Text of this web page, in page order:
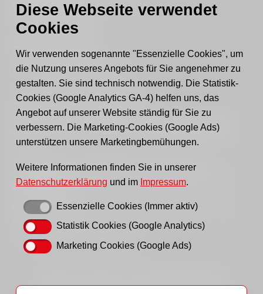
Lindenstraße 46
15517 Fürstenwalde
Fax: 03361 - 592221
E-mail:post@awo-fuewa.de
Sprechzeiten Geschäftsstelle:
Sie erreichen uns persönlich telefonisch donnerstags
von 9–12 Uhr bzw. dienstags und donnerstags von 14–
16 Uhr.
Außerhalb der Sprechzeiten erreichen Sie uns
Kontaktformular.
Gern können Sie uns auch einen Brief schreiben oder
ein Fax senden.
Vielen Dank für Ihr Verständnis!
Diese Webseite verwendet
Cookies
Wir verwenden sogenannte "Essenzielle Cookies", um
die Nutzung unseres Angebots für Sie angenehmer zu
gestalten. Sie sind technisch notwendig. Die Statistik-
Cookies (Google Analytics GA-4) helfen uns, das
Angebot auf unserer Website ständig für Sie zu
verbessern. Die Marketing-Cookies (Google Ads)
unterstützen unsere Marketingbemühungen.
Weitere Informationen finden Sie in unserer
Datenschutzerklärung und im Impressum.
Essenzielle Cookies (Immer aktiv)
Statistik Cookies (Google Analytics)
Marketing Cookies (Google Ads)